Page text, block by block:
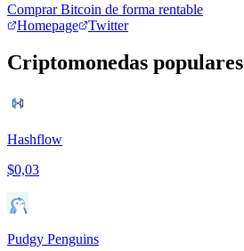
Comprar Bitcoin de forma rentable
Homepage
Twitter
Criptomonedas populares
Hashflow
$0,03
Pudgy Penguins